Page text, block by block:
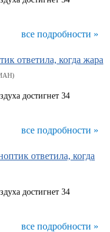
все подробности »
ответила, когда жара
достигнет 34
все подробности »
ответила, когда
достигнет 34
все подробности »